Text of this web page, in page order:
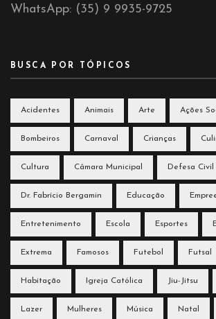
WhatsApp: (35) 9 9935-9725
BUSCA POR TÓPICOS
Acidentes Animais Arte Ações
Bombeiros Carnaval Crianças
Cultura Câmara Municipal Defesa Civil
Dr. Fabrício Bergamin Educação
Entretenimento Escola Esportes
Extrema Famosos Futebol Futsal
Habitação Igreja Católica Jiu-Jitsu
Lazer Mulheres Música Natal